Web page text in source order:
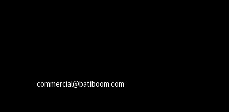
commercial@batiboom.com